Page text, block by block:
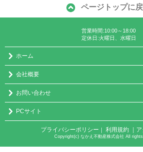
ページトップに
営業時間:10:00～18:00
定休日:火曜日、水曜日
ホーム
会社概要
お問い合わせ
PCサイト
プライバシーポリシー ｜ 利用規約 ｜
Copyright(c) なかえ不動産株式会社 All rights